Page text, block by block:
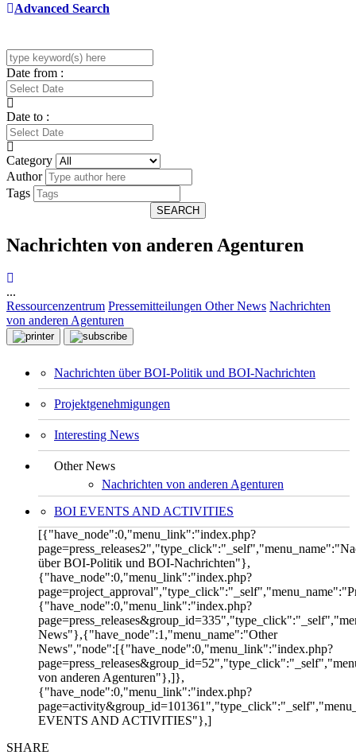
Advanced Search
Date from :
Date to :
Category
Author
Tags
SEARCH
Nachrichten von anderen Agenturen
...
Ressourcenzentrum Pressemitteilungen Other News Nachrichten
von anderen Agenturen
Nachrichten über BOI-Politik und BOI-Nachrichten
Projektgenehmigungen
Interesting News
Other News
Nachrichten von anderen Agenturen
BOI EVENTS AND ACTIVITIES
[{"have_node":0,"menu_link":"index.php?
über BOI-Politik und BOI-Nachrichten"},
{"have_node":0,"menu_link":"index.php?
{"have_node":0,"menu_link":"index.php?
News"},{"have_node":1,"menu_name":"Other
News","node":[{"have_node":0,"menu_link":"index.php?
von anderen Agenturen"},]},
{"have_node":0,"menu_link":"index.php?
EVENTS AND ACTIVITIES"},]
SHARE